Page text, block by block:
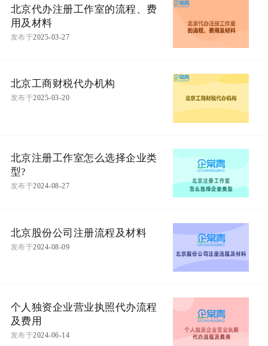
北京代办注册工作室的流程、费
用及材料
发布于2025-03-27
北京工商财税代办机构
发布于2025-03-20
北京注册工作室怎么选择企业类
型?
发布于2024-08-27
北京股份公司注册流程及材料
发布于2024-08-09
个人独资企业营业执照代办流程
及费用
发布于2024-06-14